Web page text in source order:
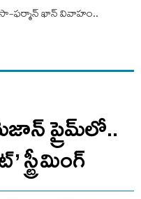
ఫర్మాన్ ఖాన్ వివాహం..
ప్రైమ్‌లో..
స్ట్రీమింగ్